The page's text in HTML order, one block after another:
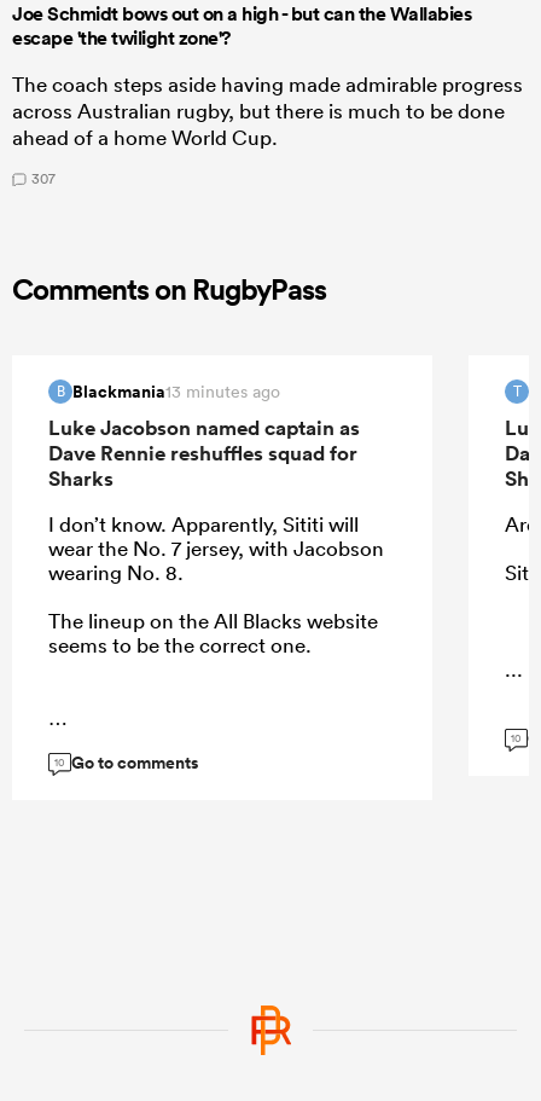
Joe Schmidt bows out on a high - but can the Wallabies
escape 'the twilight zone'?
The coach steps aside having made admirable progress
across Australian rugby, but there is much to be done
ahead of a home World Cup.
307
Comments on RugbyPass
B Blackmania13 minutes ago
Luke Jacobson named captain as
Dave Rennie reshuffles squad for
Sharks
I don’t know. Apparently, Sititi will
wear the No. 7 jersey, with Jacobson
wearing No. 8.
The lineup on the All Blacks website
seems to be the correct one.
10 Go to comments
T
...
10